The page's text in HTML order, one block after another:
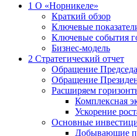
1 О «Норникеле»
Краткий обзор
Ключевые
Ключевые события
Бизнес-модель
2 Стратегический отчет
Обращение
Обращение
Расширяем
Комплексная
Ускорение
Основные
Добывающие